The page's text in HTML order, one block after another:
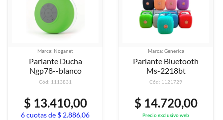
Marca: Noganet
Parlante Ducha
Ngp78--blanco
Cód: 1113831
$ 13.410,00
6 cuotas de $ 2.886,06
Marca: Generica
Parlante Bluetooth
Ms-2218bt
Cód: 1121729
$ 14.720,00
Precio exclusivo web